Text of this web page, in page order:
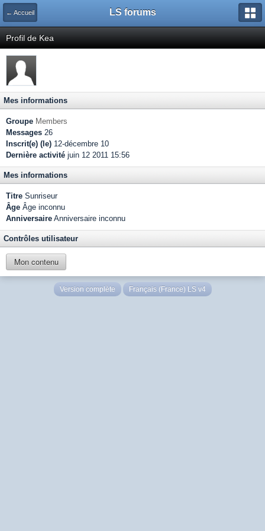
← Accueil LS forums
Profil de Kea
Mes informations
Groupe Members
Messages 26
Inscrit(e) (le) 12-décembre 10
Dernière activité juin 12 2011 15:56
Mes informations
Titre Sunriseur
Âge Âge inconnu
Anniversaire Anniversaire inconnu
Contrôles utilisateur
Mon contenu
Version complète Français (France) LS v4